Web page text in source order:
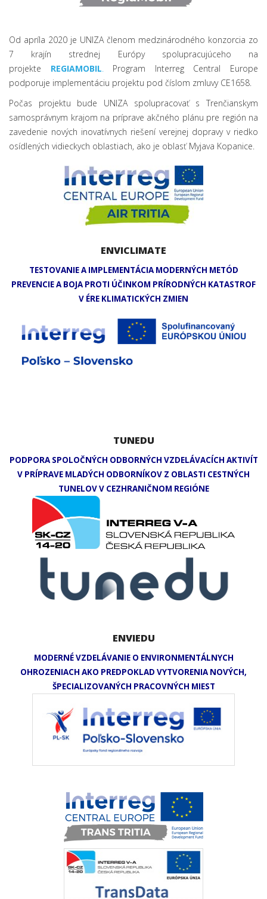
Od apríla 2020 je UNIZA členom medzinárodného konzorcia zo
7 krajín strednej Európy spolupracujúceho na
projekte REGIAMOBIL.Program Interreg Central Europe
podporuje implementáciu projektu pod číslom zmluvy CE1658.
Počas projektu bude UNIZA spolupracovať s Trenčianskym
samosprávnym krajom na príprave akčného plánu pre región na
zavedenie nových inovatívnych riešení verejnej dopravy v riedko
osídlených vidieckych oblastiach, ako je oblasť Myjava Kopanice.
ENVICLIMATE
TESTOVANIE A IMPLEMENTÁCIA MODERNÝCH METÓD
PREVENCIE A BOJA PROTI ÚČINKOM PRÍRODNÝCH KATASTROF
V ÉRE KLIMATICKÝCH ZMIEN
TUNEDU
PODPORA SPOLOČNÝCH ODBORNÝCH VZDELÁVACÍCH AKTIVÍT
V PRÍPRAVE MLADÝCH ODBORNÍKOV Z OBLASTI CESTNÝCH
TUNELOV V CEZHRANIČNOM REGIÓNE
ENVIEDU
MODERNÉ VZDELÁVANIE O ENVIRONMENTÁLNYCH
OHROZENIACH AKO PREDPOKLAD VYTVORENIA NOVÝCH,
ŠPECIALIZOVANÝCH PRACOVNÝCH MIEST